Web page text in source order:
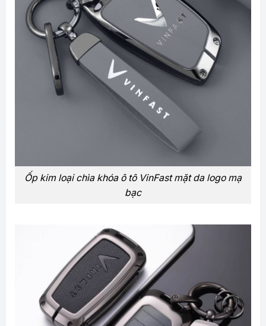
Ốp kim loại chìa khóa ô tô VinFast mặt da logo mạ
bạc